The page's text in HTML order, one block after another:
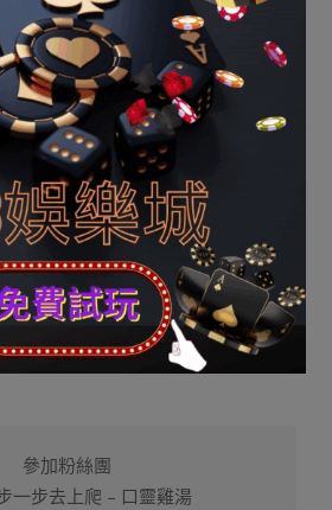
谷歌 || []).push({});
谷歌 || []).push({});
機 線上歷：goez壹.com
收集，假如侵略到妳的顯公、權
舉報，網站將正在第一時光入止處
參加粉絲團
一步去上爬 – 口靈雞湯